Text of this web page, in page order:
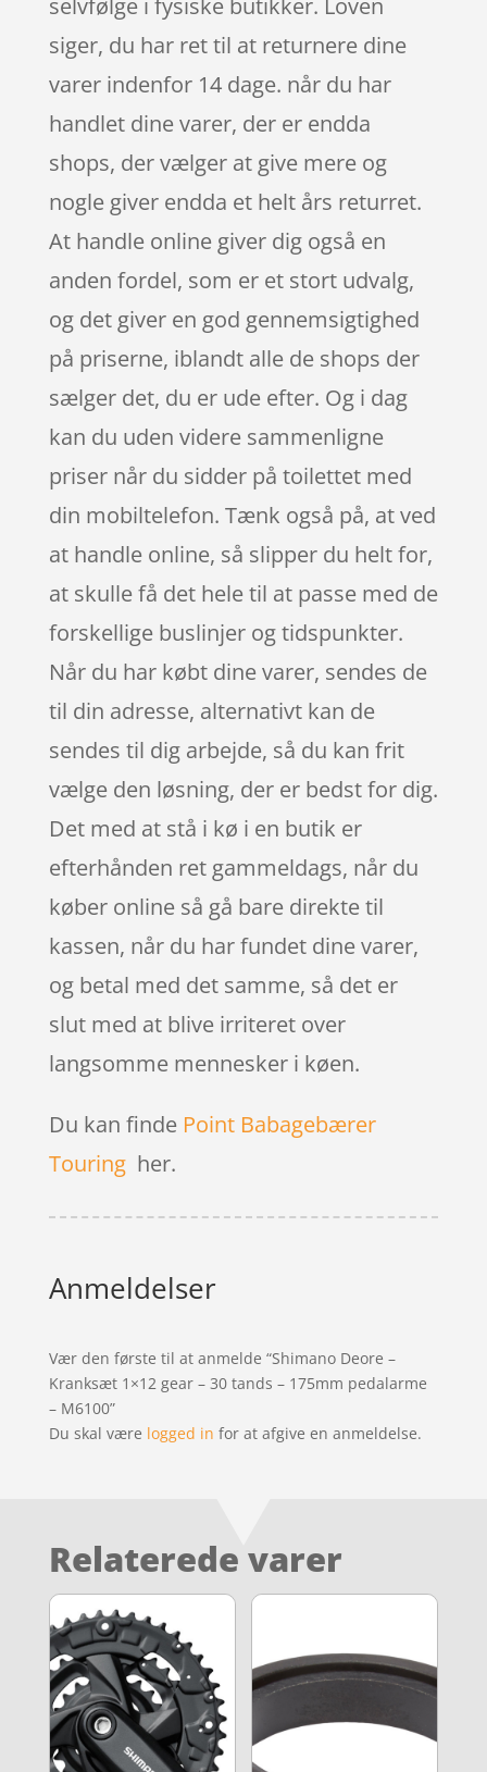
siger, du har ret til at returnere dine
varer indenfor 14 dage. når du har
handlet dine varer, der er endda
shops, der vælger at give mere og
nogle giver endda et helt års returret.
At handle online giver dig også en
anden fordel, som er et stort udvalg,
og det giver en god gennemsigtighed
på priserne, iblandt alle de shops der
sælger det, du er ude efter. Og i dag
kan du uden videre sammenligne
priser når du sidder på toilettet med
din mobiltelefon. Tænk også på, at ved
at handle online, så slipper du helt for,
at skulle få det hele til at passe med de
forskellige buslinjer og tidspunkter.
Når du har købt dine varer, sendes de
til din adresse, alternativt kan de
sendes til dig arbejde, så du kan frit
vælge den løsning, der er bedst for dig.
Det med at stå i kø i en butik er
efterhånden ret gammeldags, når du
køber online så gå bare direkte til
kassen, når du har fundet dine varer,
og betal med det samme, så det er
slut med at blive irriteret over
langsomme mennesker i køen.
Du kan finde Point Babagebærer
Touringher.
Anmeldelser
Vær den første til at anmelde “Shimano Deore –
Kranksæt 1×12 gear – 30 tands – 175mm pedalarme
– M6100”
Du skal være logged in for at afgive en anmeldelse.
Relaterede varer